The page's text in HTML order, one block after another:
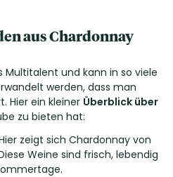
aus Chardonnay
Multitalent und kann in so viele
werden, dass man
Hier ein kleiner Überblick über
zu bieten hat:
zeigt sich Chardonnay von
Weine sind frisch, lebendig